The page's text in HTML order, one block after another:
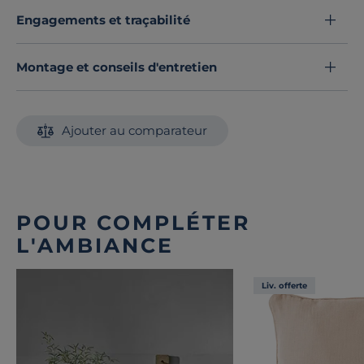
qui recherchent unéquilibre entre fonctionnalité et
élégance.
Découvrez toute notre sélection :
Engagements et traçabilité
Montage et conseils d'entretien
Ajouter au comparateur
POUR COMPLÉTER
L'AMBIANCE
Liv. offerte